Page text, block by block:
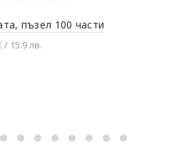
пъзел 100 части
/ 15.9 лв.